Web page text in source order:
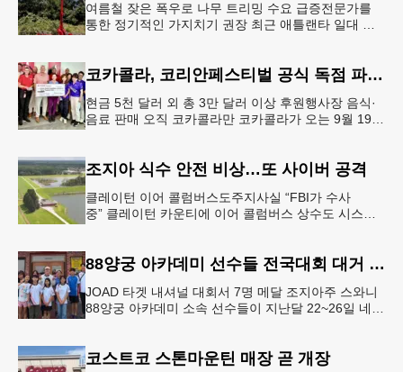
여름철 잦은 폭우로 나무 트리밍 수요 급증전문가를
통한 정기적인 가지치기 권장 최근 애틀랜타 일대 주
코카콜라, 코리안페스티벌 공식 독점 파트너 참여
현금 5천 달러 외 총 3만 달러 이상 후원행사장 음식·
음료 판매 오직 코카콜라만 코카콜라가 오는 9월 19-
조지아 식수 안전 비상…또 사이버 공격
클레이턴 이어 콜럼버스도주지사실 “FBI가 수사
중” 클레이턴 카운티에 이어 콜럼버스 상수도 시스템
88양궁 아카데미 선수들 전국대회 대거 입상
JOAD 타겟 내셔널 대회서 7명 메달 조지아주 스와니
88양궁 아카데미 소속 선수들이 지난달 22~26일 네브
코스트코 스톤마운틴 매장 곧 개장